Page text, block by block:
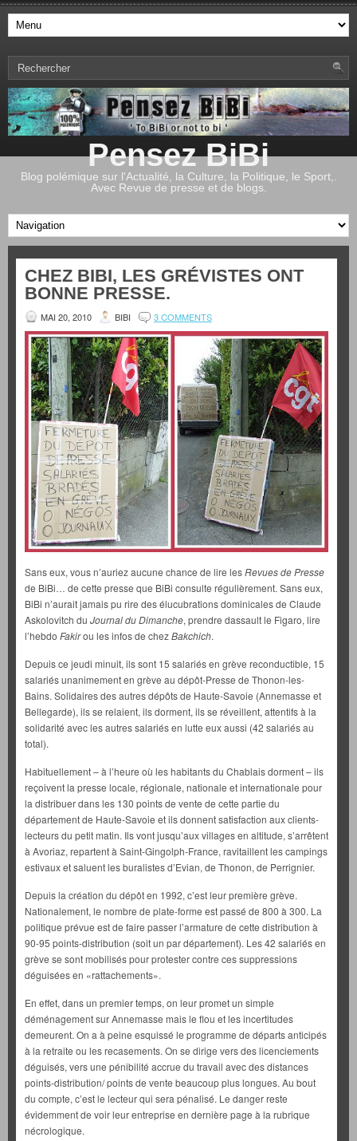
Pensez BiBi
Blog polémique sur l'Actualité, la Culture, la Politique, le Sport,.
Avec Revue de presse et de blogs.
CHEZ BIBI, LES GRÉVISTES ONT
BONNE PRESSE.
MAI 20, 2010 BIBI 3 COMMENTS
Sans eux, vous n’auriez aucune chance de lire lesRevues de Presse
de BiBi… de cette presse que BiBi consulte régulièrement. Sans eux,
BiBi n’aurait jamais pu rire des élucubrations dominicales de Claude
Askolovitch du Journal du Dimanche, prendre dassault le Figaro, lire
l’hebdo Fakirou les infos de chezBakchich.
Depuis ce jeudi minuit, ils sont 15 salariés en grève reconductible, 15
salariés unanimement en grève au dépôt-Presse de Thonon-les-
Bains. Solidaires des autres dépôts de Haute-Savoie (Annemasse et
Bellegarde), ils se relaient, ils dorment, ils se réveillent, attentifs à la
solidarité avec les autres salariés en lutte eux aussi (42 salariés au
total).
Habituellement – à l’heure où les habitants du Chablais dorment – ils
reçoivent la presse locale, régionale, nationale et internationale pour
la distribuer dans les 130 points de vente de cette partie du
département de Haute-Savoie et ils donnent satisfaction aux clients-
lecteurs du petit matin. Ils vont jusqu’aux villages en altitude, s’arrêtent
à Avoriaz, repartent à Saint-Gingolph-France, ravitaillent les campings
estivaux et saluent les buralistes d’Evian, de Thonon, de Perrignier.
Depuis la création du dépôt en 1992, c’est leur première grève.
Nationalement, le nombre de plate-forme est passé de 800 à 300. La
politique prévue est de faire passer l’armature de cette distribution à
90-95 points-distribution (soit un par département). Les 42 salariés en
grève se sont mobilisés pour protester contre ces suppressions
déguisées en «rattachements».
En effet, dans un premier temps, on leur promet un simple
déménagement sur Annemasse mais le flou et les incertitudes
demeurent. On a à peine esquissé le programme de départs anticipés
à la retraite ou les recasements. On se dirige vers des licenciements
déguisés, vers une pénibilité accrue du travail avec des distances
points-distribution/ points de vente beaucoup plus longues. Au bout
du compte, c’est le lecteur qui sera pénalisé. Le danger reste
évidemment de voir leur entreprise en dernière page à la rubrique
nécrologique.